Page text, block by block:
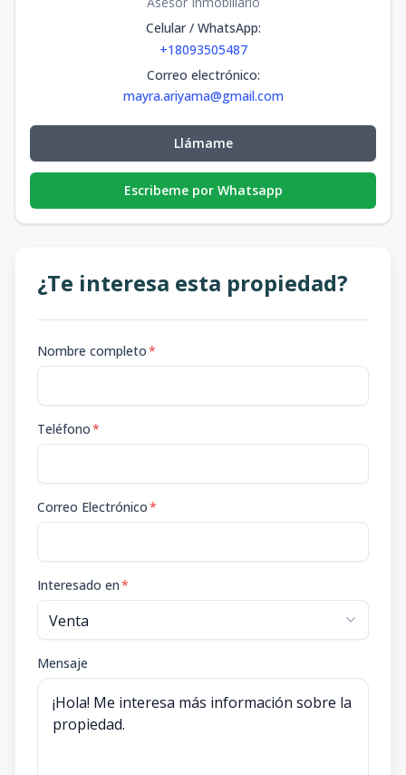
Celular / WhatsApp:
+18093505487
Correo electrónico:
mayra.ariyama@gmail.com
Llámame
Escribeme por Whatsapp
¿Te interesa esta propiedad?
Nombre completo*
Teléfono*
Correo Electrónico*
Interesado en*
Mensaje